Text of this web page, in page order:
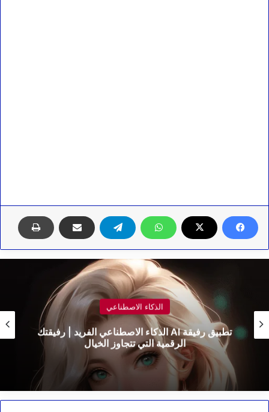
الذكاء الاصطناعي
تطبيق رفيقة Al الذكاء الاصطناعي الفريد | رفيقتك
الرقمية التي تتجاوز الخيال